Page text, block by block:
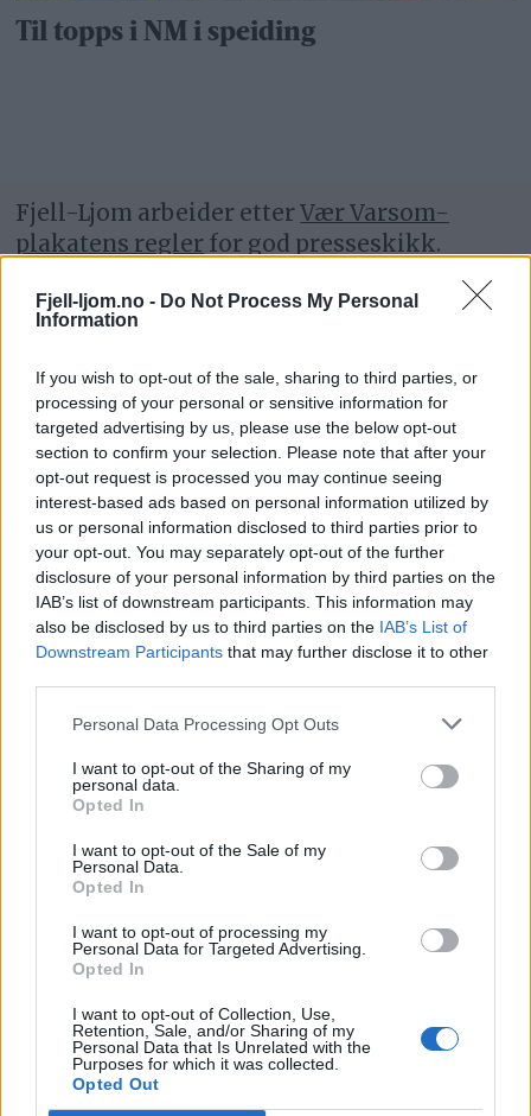
Fjell-ljom.no - Do Not Process My Personal
Information
If you wish to opt-out of the sale, sharing to third parties, or
processing of your personal or sensitive information for
targeted advertising by us, please use the below opt-out
section to confirm your selection. Please note that after your
opt-out request is processed you may continue seeing
interest-based ads based on personal information utilized by
us or personal information disclosed to third parties prior to
your opt-out. You may separately opt-out of the further
disclosure of your personal information by third parties on the
IAB’s list of downstream participants. This information may
also be disclosed by us to third parties on the IAB’s List of
Downstream Participants that may further disclose it to other
Personal Data Processing Opt Outs
I want to opt-out of the Sharing of my
personal data.
Opted In
I want to opt-out of the Sale of my
Personal Data.
Opted In
I want to opt-out of processing my
Personal Data for Targeted Advertising.
Opted In
I want to opt-out of Collection, Use,
Retention, Sale, and/or Sharing of my
Personal Data that Is Unrelated with the
Purposes for which it was collected.
Opted Out
Til topps i NM i speiding
Fjell-Ljom arbeider etterVær Varsom-
plakatens regler for god presseskikk.
Den som mener seg rammet av urettmessig
med redaksjonen.
Pressens Faglige Utvalg (PFU) er et
klageorgan som behandler klager mot
mediene i presseetiske spørsmål.
For informasjon om klageadgang, se:
www.presse.no
Fjell-Ljom har ikke ansvar for innhold på
Det er ikke tillatt å kopiere fra siden eller
legge ut skjermdump av artikler.
lokalaviser (LLA)
Liv Maren Mæhre Vold
Ekspedisjon:
Tlf: 72 40 65 90
E-post:redaksjon@fjell-ljom.no
E-post:annonse@fjell-ljom.no